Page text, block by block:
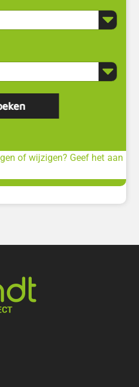
of wijzigen? Geef het aan